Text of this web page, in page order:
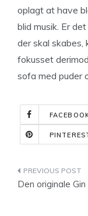
oplagt at have
blid musik. Er
der skal skabes,
fokusset
sofa med puder
Den originale